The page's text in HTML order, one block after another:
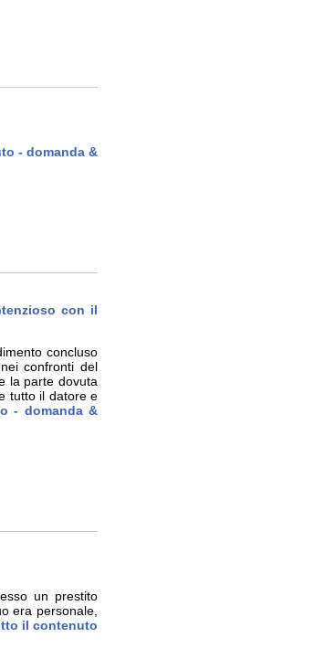
- domanda &
con il
concluso
confronti del
la parte dovuta
tutto il datore e
- domanda &
un prestito
era personale,
il contenuto